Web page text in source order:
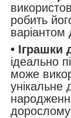
робить
варіантом
• Іграшки
ідеально
може
унікальне
дорослому